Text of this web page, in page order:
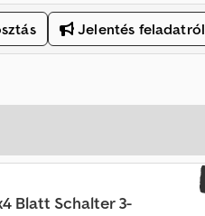
Jelentés feladatról
Blatt Schalter 3-